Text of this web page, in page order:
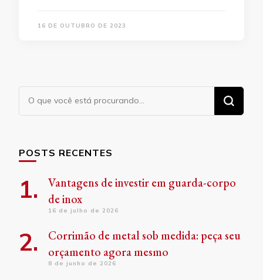
16 DE OUTUBRO DE 2023
Procurando
algo?
POSTS RECENTES
Vantagens de investir em guarda-corpo
de inox
16 de julho de 2026
Corrimão de metal sob medida: peça seu
orçamento agora mesmo
8 de junho de 2026